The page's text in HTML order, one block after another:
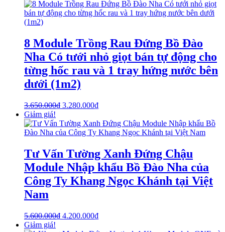
8 Module Trồng Rau Đứng Bồ Đào
Nha Có tưới nhỏ giọt bán tự động cho
từng hốc rau và 1 tray hứng nước bên
dưới (1m2)
3.650.000₫ 3.280.000₫
Giảm giá!
Tư Vấn Tường Xanh Đứng Chậu
Module Nhập khẩu Bồ Đào Nha của
Công Ty Khang Ngọc Khánh tại Việt
Nam
5.600.000₫ 4.200.000₫
Giảm giá!